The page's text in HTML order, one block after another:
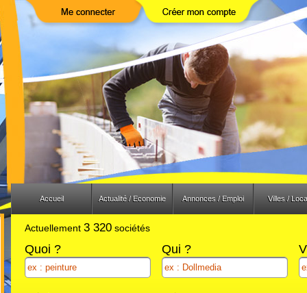
Accueil Actualité / Economie Annonces / Emploi Villes /
Actuellement 3 320 sociétés
Quoi ? Qui ?